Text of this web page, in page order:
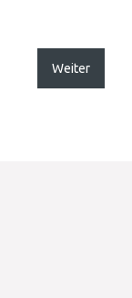
Weiter